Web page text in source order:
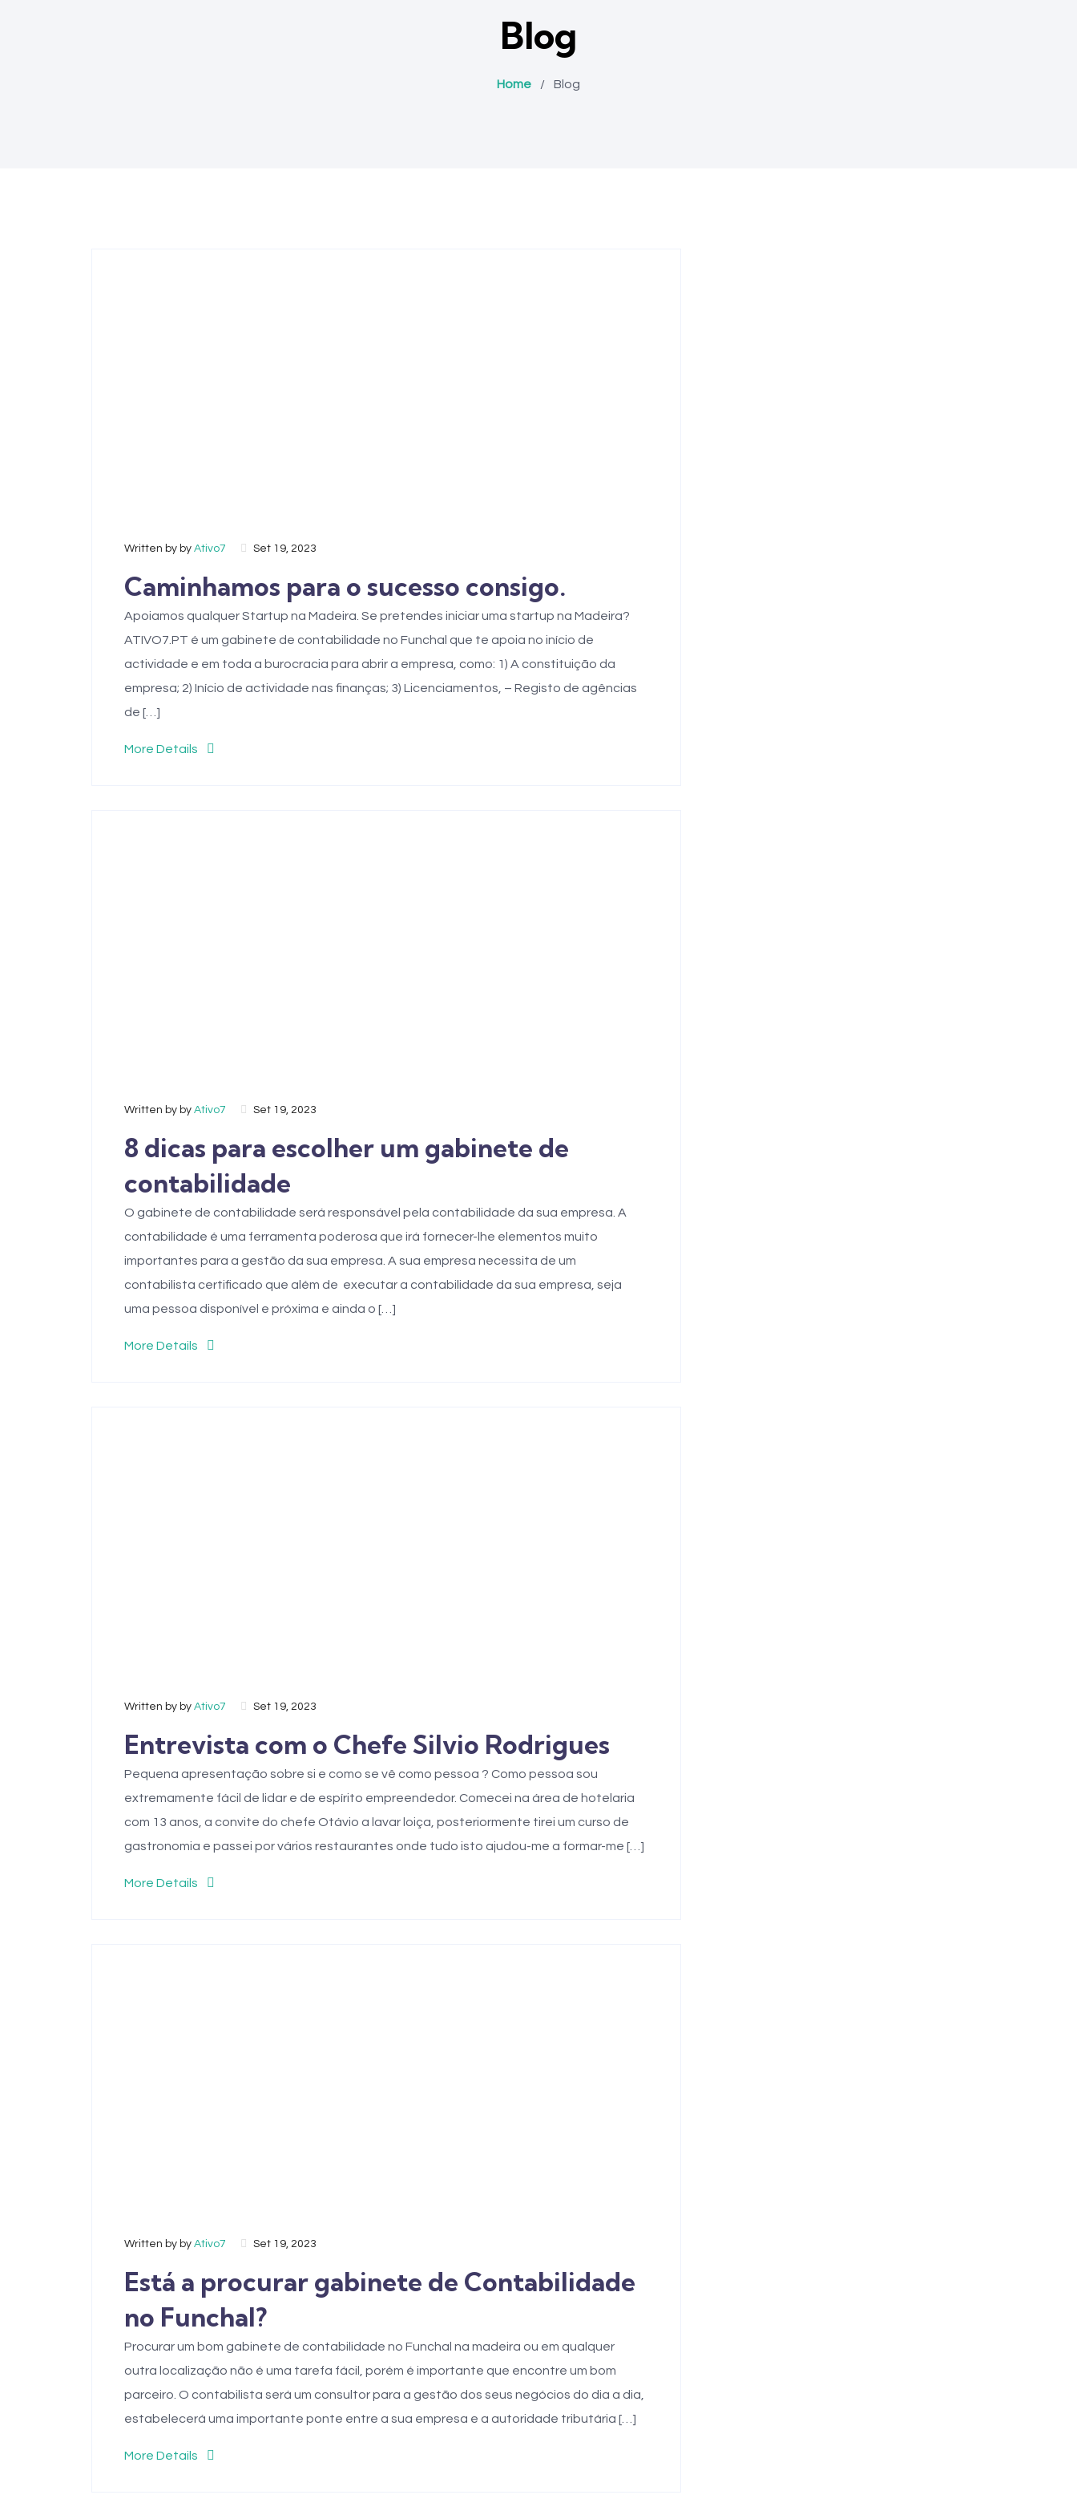
Blog
Home / Blog
Written by by Ativo7 Set 19, 2023
Caminhamos para o sucesso consigo.
Apoiamos qualquer Startup na Madeira. Se pretendes iniciar uma startup na Madeira?
ATIVO7.PT é um gabinete de contabilidade no Funchal que te apoia no início de
actividade e em toda a burocracia para abrir a empresa, como: 1) A constituição da
empresa; 2) Início de actividade nas finanças; 3) Licenciamentos, – Registo de agências
de […]
More Details
Written by by Ativo7 Set 19, 2023
8 dicas para escolher um gabinete de
contabilidade
O gabinete de contabilidade será responsável pela contabilidade da sua empresa. A
contabilidade é uma ferramenta poderosa que irá fornecer-lhe elementos muito
importantes para a gestão da sua empresa. A sua empresa necessita de um
contabilista certificado que além de executar a contabilidade da sua empresa, seja
uma pessoa disponível e próxima e ainda o […]
More Details
Written by by Ativo7 Set 19, 2023
Entrevista com o Chefe Silvio Rodrigues
Pequena apresentação sobre si e como se vê como pessoa ? Como pessoa sou
extremamente fácil de lidar e de espírito empreendedor. Comecei na área de hotelaria
com 13 anos, a convite do chefe Otávio a lavar loiça, posteriormente tirei um curso de
gastronomia e passei por vários restaurantes onde tudo isto ajudou-me a formar-me […]
More Details
Written by by Ativo7 Set 19, 2023
Está a procurar gabinete de Contabilidade
no Funchal?
Procurar um bom gabinete de contabilidade no Funchal na madeira ou em qualquer
outra localização não é uma tarefa fácil, porém é importante que encontre um bom
parceiro. O contabilista será um consultor para a gestão dos seus negócios do dia a dia,
estabelecerá uma importante ponte entre a sua empresa e a autoridade tributária […]
More Details